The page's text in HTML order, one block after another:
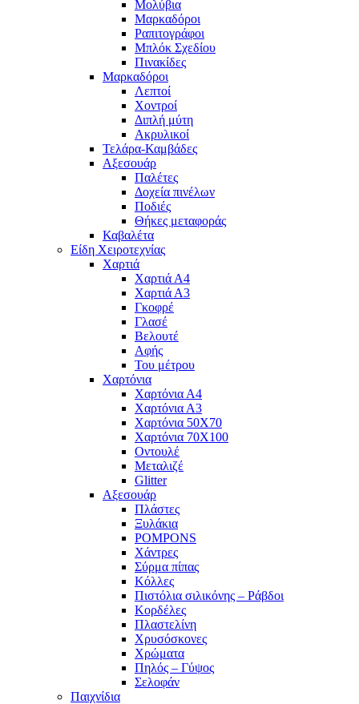
Μολύβια
Μαρκαδόροι
Ραπιτογράφοι
Μπλόκ Σχεδίου
Πινακίδες
Μαρκαδόροι
Λεπτοί
Χοντροί
Διπλή μύτη
Ακρυλικοί
Τελάρα-Καμβάδες
Αξεσουάρ
Παλέτες
Δοχεία πινέλων
Ποδιές
Θήκες μεταφοράς
Καβαλέτα
Είδη Χειροτεχνίας
Χαρτιά
Χαρτιά Α4
Χαρτιά Α3
Γκοφρέ
Γλασέ
Βελουτέ
Αφής
Του μέτρου
Χαρτόνια
Χαρτόνια Α4
Χαρτόνια Α3
Χαρτόνια 50Χ70
Χαρτόνια 70Χ100
Οντουλέ
Μεταλιζέ
Glitter
Αξεσουάρ
Πλάστες
Ξυλάκια
POMPONS
Χάντρες
Σύρμα πίπας
Κόλλες
Πιστόλια σιλικόνης – Ράβδοι
Κορδέλες
Πλαστελίνη
Χρυσόσκονες
Χρώματα
Πηλός – Γύψος
Σελοφάν
Παιχνίδια